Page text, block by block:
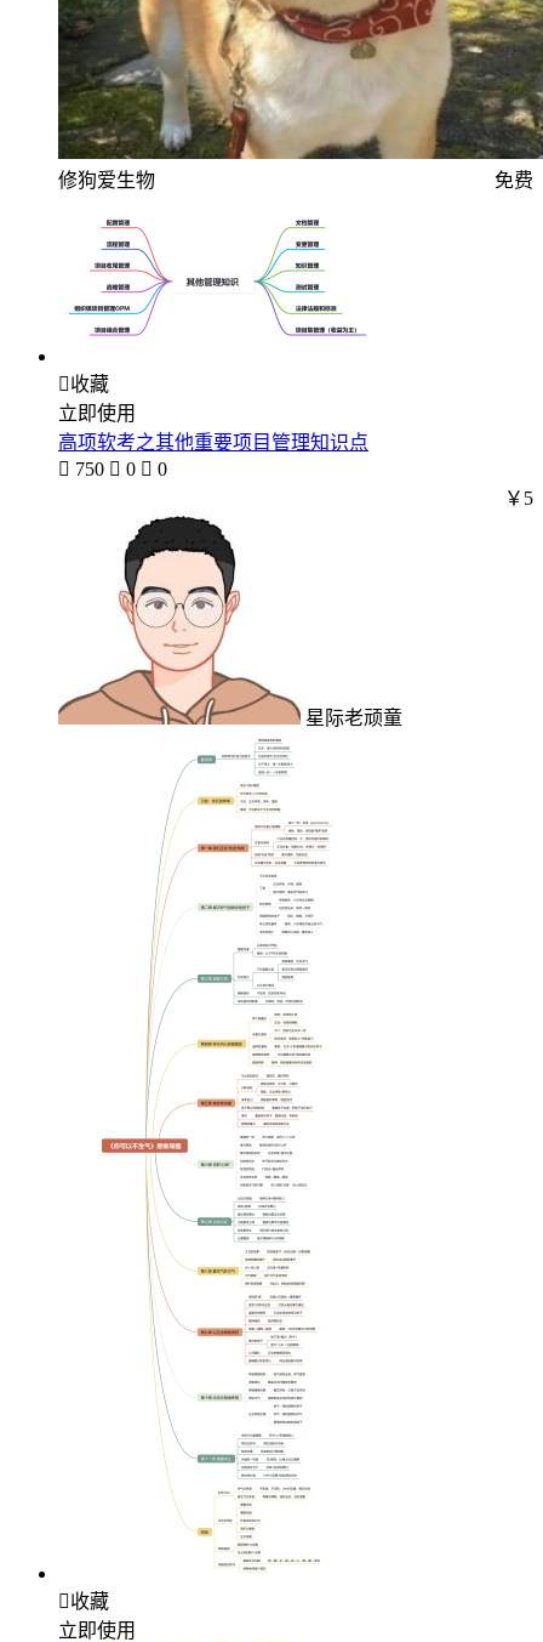
修狗爱生物 免费
收藏
立即使用
高项软考之其他重要项目管理知识点
 750  0  0
星际老顽童
￥5
收藏
立即使用